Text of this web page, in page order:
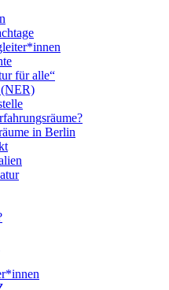
für alle“
(NER)
in Berlin